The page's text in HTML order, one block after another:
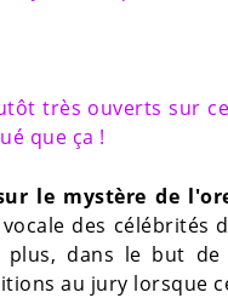
très ouverts sur
que ça !
le mystère de
des célébrités
plus, dans le but
au jury lorsque